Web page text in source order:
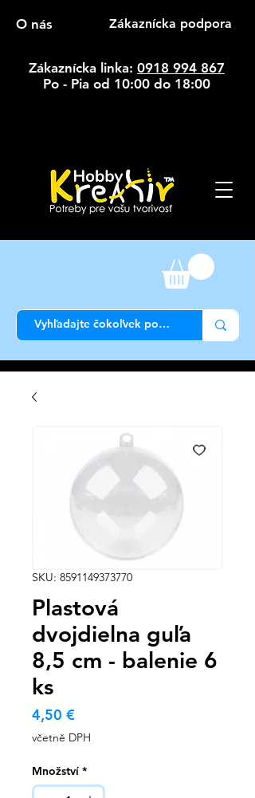
O nás Zákaznícka podpora
Zákaznícka linka: 0918 994 867
Po - Pia od 10:00 do 18:00
SKU: 8591149373770
Plastová
dvojdielna guľa
8,5 cm - balenie 6
ks
4,50 €Cena
včetně DPH
Množství *